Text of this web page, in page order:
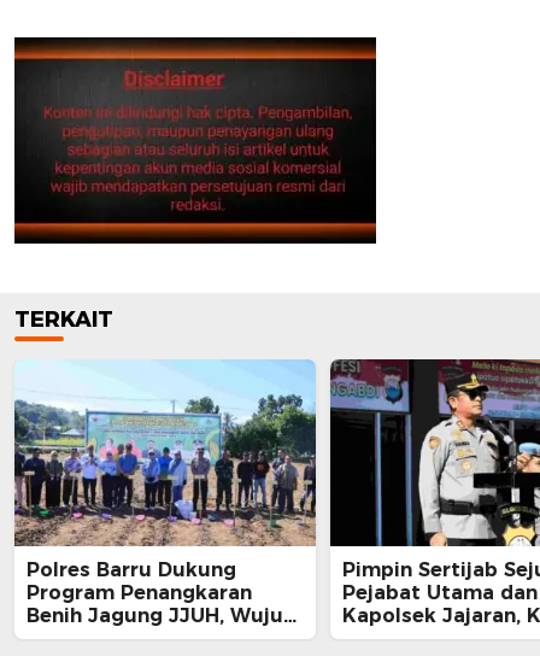
TERKAIT
Polres Barru Dukung
Program Penangkaran
Benih Jagung JJUH, Wujud
Sinergi Ketahanan Pangan
Pimpin Sertijab
Pejabat Utama dan
Kapolsek Jajaran,
Barru Harap